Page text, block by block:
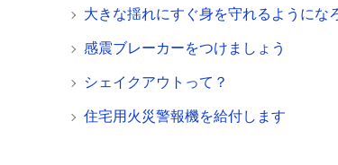
大きな揺れにすぐ身を守れるようにな
感震ブレーカーをつけましょう
シェイクアウトって？
住宅用火災警報機を給付します